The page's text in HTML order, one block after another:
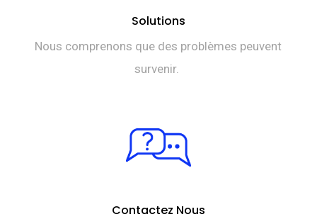
Solutions
Nous comprenons que des problèmes peuvent
survenir.
Contactez Nous